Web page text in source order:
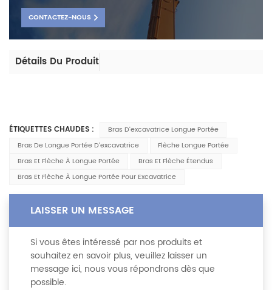
CONTACTEZ-NOUS
Détails Du Produit
ÉTIQUETTES CHAUDES :
Bras D'excavatrice Longue Portée
Bras De Longue Portée D'excavatrice
Flèche Longue Portée
Bras Et Flèche À Longue Portée
Bras Et Flèche Étendus
Bras Et Flèche À Longue Portée Pour Excavatrice
LAISSER UN MESSAGE
Si vous êtes intéressé par nos produits et
souhaitez en savoir plus, veuillez laisser un
message ici, nous vous répondrons dès que
possible.